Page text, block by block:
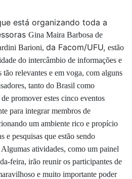
está organizando toda a
Gina Maira Barbosa de
Barioni, da Facom/UFU, estão
do intercâmbio de informações e
tão relevantes e em voga, com alguns
tanto do Brasil como
promover estes cinco eventos
para integrar membros de
um ambiente rico e propício
e pesquisas que estão sendo
Algumas atividades, como um painel
feira, irão reunir os participantes de
e muito importante poder